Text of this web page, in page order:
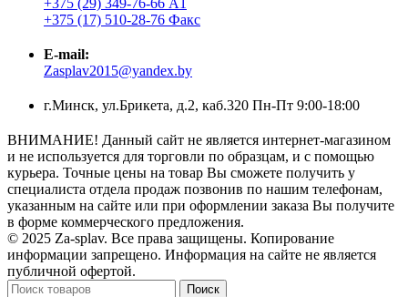
+375 (17) 510-28-76 Факс
E-mail:
Zasplav2015@yandex.by
г.Минск, ул.Брикета, д.2, каб.320 Пн-Пт 9:00-18:00
ВНИМАНИЕ! Данный сайт не является интернет-магазином
и не используется для торговли по образцам, и с помощью
курьера. Точные цены на товар Вы сможете получить у
специалиста отдела продаж позвонив по нашим телефонам,
указанным на сайте или при оформлении заказа Вы получите
в форме коммерческого предложения.
© 2025 Za-splav. Все права защищены. Копирование
информации запрещено. Информация на сайте не является
публичной офертой.
Поиск